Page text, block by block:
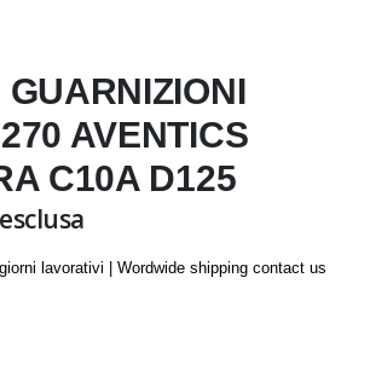
AVENTICS
C10A D125
lavorativi | Wordwide shipping contact us